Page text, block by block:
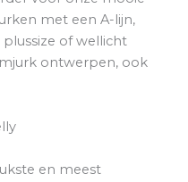
met een A-lijn,
of wellicht
ontwerpen, ook
en meest